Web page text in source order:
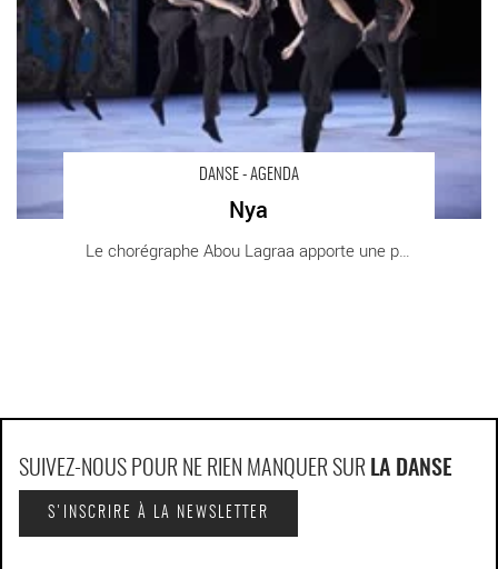
DANSE - AGENDA
Nya
Le chorégraphe Abou Lagraa apporte une pierre [...]
SUIVEZ-NOUS POUR NE RIEN MANQUER SUR LA DANSE
S'INSCRIRE À LA NEWSLETTER